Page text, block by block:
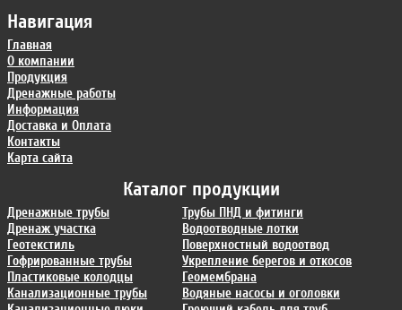
Каталог продукции
Дренажные трубы
Дренаж участка
Геотекстиль
Гофрированные трубы
Пластиковые колодцы
Канализационные трубы
Трубы ПНД и фитинги
Водоотводные лотки
Поверхностный водоотвод
Укрепление берегов и откосов
Геомембрана
Водяные насосы и оголовки
Навигация
Главная
О компании
Продукция
Дренажные работы
Информация
Доставка и Оплата
Контакты
Карта сайта